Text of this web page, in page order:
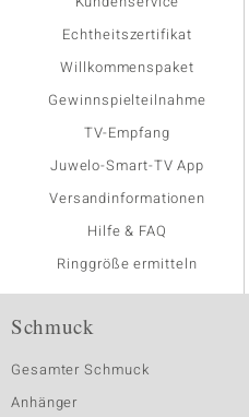
Echtheitszertifikat
Willkommenspaket
Gewinnspielteilnahme
TV-Empfang
Juwelo-Smart-TV App
Versandinformationen
Hilfe & FAQ
Ringgröße ermitteln
Schmuck
Gesamter Schmuck
Anhänger